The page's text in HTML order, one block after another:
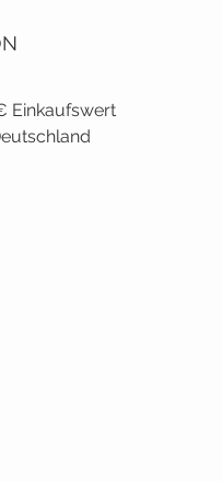
Einkaufswert